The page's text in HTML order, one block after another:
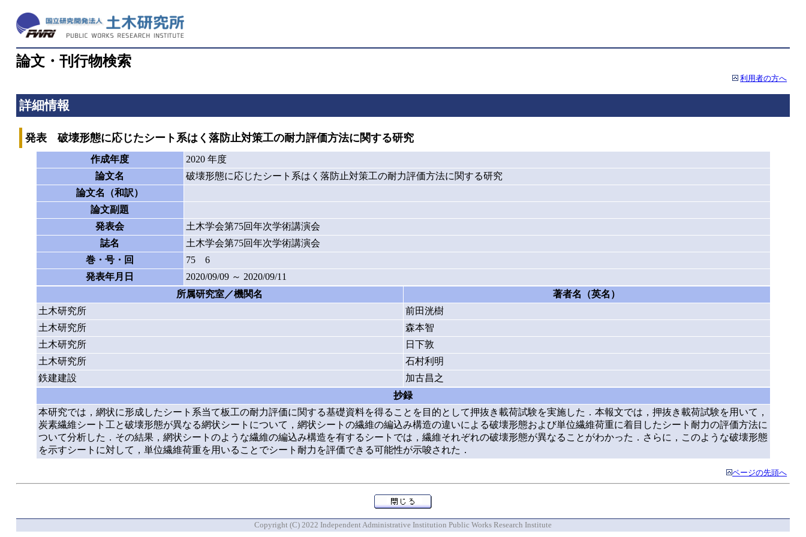
論文・刊行物検索
利用者の方へ
詳細情報
発表 破壊形態に応じたシート系はく落防止対策工の耐力評価方法に関する研究
作成年度
2020 年度
論文名
破壊形態に応じたシート系はく落防止対策工の耐力評価方法に関する研究
論文名（和訳）
論文副題
発表会
土木学会第75回年次学術講演会
誌名
土木学会第75回年次学術講演会
巻・号・回
75 6
発表年月日
2020/09/09 ～ 2020/09/11
所属研究室／機関名
著者名（英名）
土木研究所
前田洸樹
土木研究所
森本智
土木研究所
日下敦
土木研究所
石村利明
鉄建建設
加古昌之
抄録
本研究では，網状に形成したシート系当て板工の耐力評価に関する基礎資料を得ることを目的として押抜き載荷試験を実施した．本報文では，押抜き載荷試験を用いて，
炭素繊維シート工と破壊形態が異なる網状シートについて，網状シートの繊維の編込み構造の違いによる破壊形態および単位繊維荷重に着目したシート耐力の評価方法に
ついて分析した．その結果，網状シートのような繊維の編込み構造を有するシートでは，繊維それぞれの破壊形態が異なることがわかった．さらに，このような破壊形態
を示すシートに対して，単位繊維荷重を用いることでシート耐力を評価できる可能性が示唆された．
ページの先頭へ
Copyright (C) 2022 Independent Administrative Institution Public Works Research Institute